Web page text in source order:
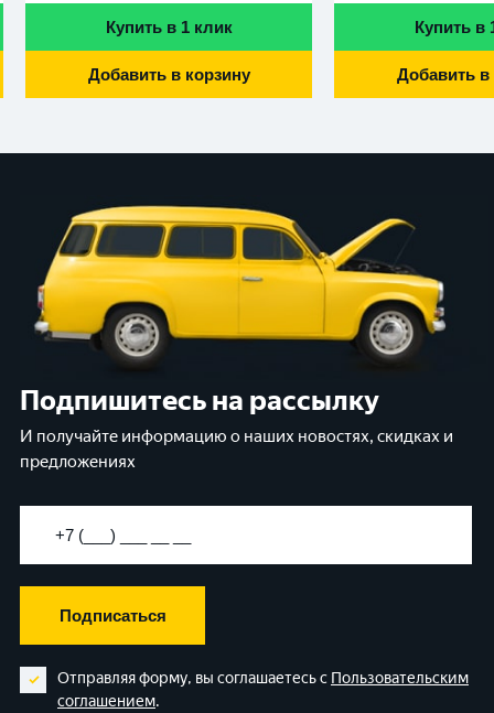
Купить в 1 клик
Добавить в корзину
Купить в
Добавить в
Подпишитесь на рассылку
И получайте информацию о наших новостях, скидках и
предложениях
Подписаться
Отправляя форму, вы соглашаетесь с Пользовательским
соглашением.